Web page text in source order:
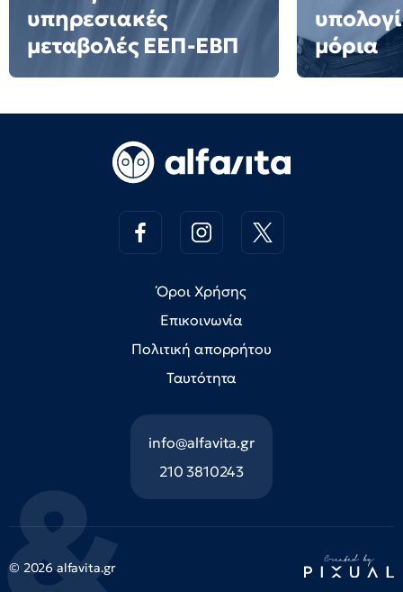
υπηρεσιακές
μεταβολές ΕΕΠ-ΕΒΠ
μόρια
Όροι Χρήσης
Επικοινωνία
Πολιτική απορρήτου
Ταυτότητα
info@alfavita.gr
210 3810243
© 2026 alfavita.gr